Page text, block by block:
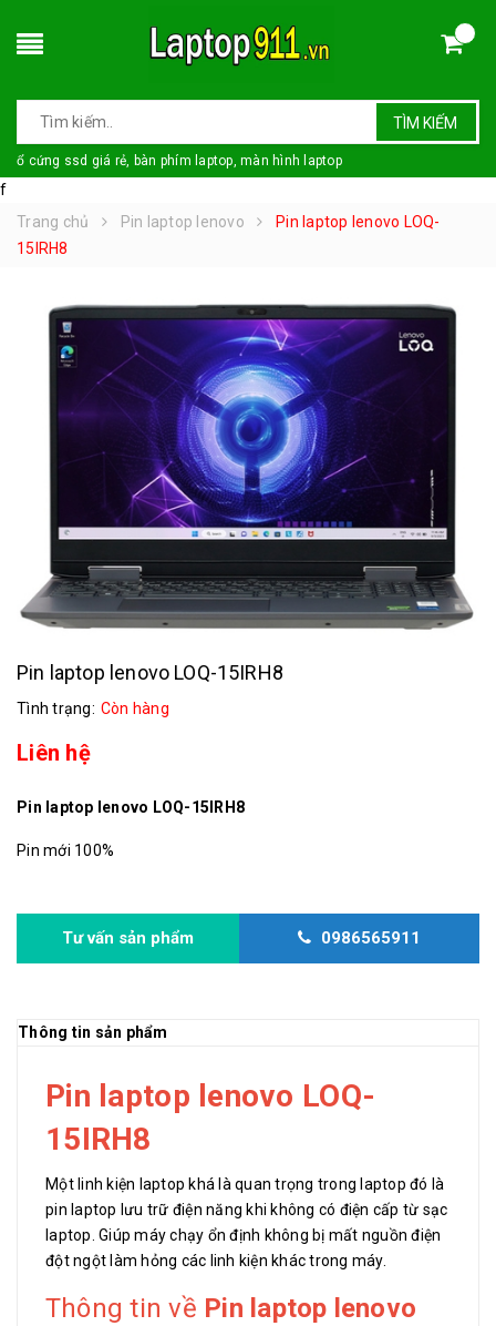
TÌM KIẾM
ổ cứng ssd giá rẻ, bàn phím laptop, màn hình laptop
f
Trang chủ
Pin laptop lenovo
Pin laptop lenovo LOQ-
15IRH8
Pin laptop lenovo LOQ-15IRH8
Tình trạng: Còn hàng
Liên hệ
Pin laptop lenovo LOQ-15IRH8
Pin mới 100%
Tư vấn sản phẩm 0986565911
Thông tin sản phẩm
Pin laptop lenovo LOQ-
15IRH8
Một linh kiện laptop khá là quan trọng trong laptop đó là
pin laptop lưu trữ điện năng khi không có điện cấp từ sạc
laptop. Giúp máy chạy ổn định không bị mất nguồn điện
đột ngột làm hỏng các linh kiện khác trong máy.
Thông tin về Pin laptop lenovo